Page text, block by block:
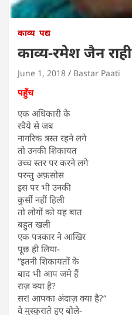
काव्य पद्य
काव्य-रमेश जैन राही
June 1, 2018 Bastar Paati
पहुँच
एक अधिकारी के
रवैये से जब
नागरिक त्रस्त रहने लगे
तो उनकी शिकायत
उच्च स्तर पर करने लगे
परन्तु अफ़सोस
इस पर भी उनकी
कुर्सी नहीं हिली
तो लोगों को यह बात
बहुत खली
एक पत्रकार ने आखिर
पूछ ही लिया-
“इतनी शिकायतों के
बाद भी आप जमे हैं
राज़ क्या है?
सर! आपका अंदाज़ क्या है?“
वे मुस्कुराते हुए बोले-